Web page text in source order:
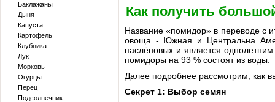
Баклажаны
Дыня
Капуста
Картофель
Клубника
Лук
Морковь
Огурцы
Перец
Подсолнечник
Как получить
Название «помидор» в переводе с
овоща - Южная и Центральна
паслёновых и является
помидоры на 93 % состоят из воды.
Далее подробнее рассмотрим, как
Секрет 1: Выбор семян